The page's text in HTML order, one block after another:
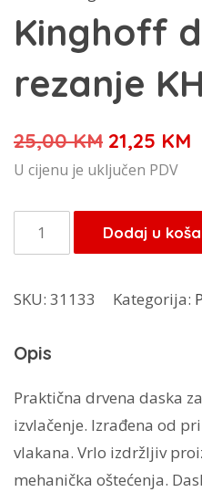
Kinghoff
rezanje
25,00KM Izvorna
cijena
je:
25,00 KM.
21,25 KM
U cijenu je uključen PDV
Kinghoff
daska
rezanje
1681
količina
Dodaj u
SKU: 31133 Kategorija:
Opis
Praktična drvena daska
izvlačenje. Izrađena od
vlakana. Vrlo izdržljiv
mehanička oštećenja.